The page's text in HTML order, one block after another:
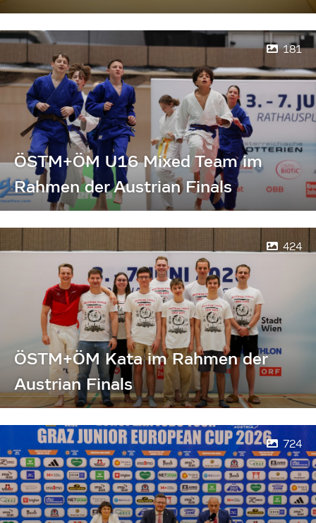
181
ÖSTM+ÖM U16 Mixed Team im
Rahmen der Austrian Finals
424
ÖSTM+ÖM Kata im Rahmen der
Austrian Finals
724